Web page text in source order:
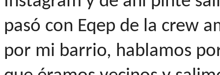
pasó con Eqep de la crew
por mi barrio, hablamos